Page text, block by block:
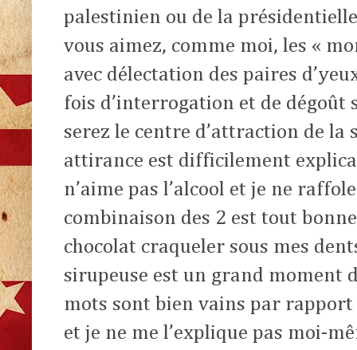
palestinien ou de la
vous aimez, comme moi, les «
avec délectation des paires
fois d’interrogation et de dégoût
serez le centre d’attraction de la
attirance est difficilement
n’aime pas l’alcool et je ne
combinaison des 2 est tout
chocolat craqueler sous mes
sirupeuse est un grand moment
mots sont bien vains par rapport
et je ne me l’explique pas moi-